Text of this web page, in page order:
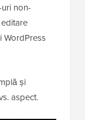
non-
WordPress
și
aspect.